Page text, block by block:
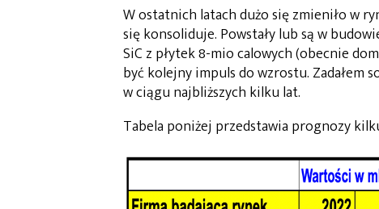
W ostatnich latach dużo się zmieniło w
się konsoliduje. Powstały lub są w
SiC z płytek 8-mio calowych (obecnie
być kolejny impuls do wzrostu.
w ciągu najbliższych kilku lat.
Tabela poniżej przedstawia prognozy